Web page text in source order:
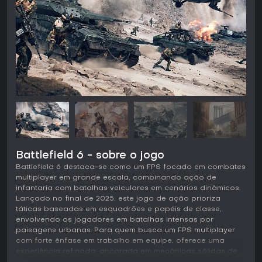
Battlefield 6 - sobre o jogo
Battlefield 6 destaca-se como um FPS focado em combates
multiplayer em grande escala, combinando ação de
infantaria com batalhas veiculares em cenários dinâmicos.
Lançado no final de 2025, este jogo de ação prioriza
táticas baseadas em esquadrões e papéis de classe,
envolvendo os jogadores em batalhas intensas por
paisagens urbanas. Para quem busca um FPS multiplayer
com forte ênfase em trabalho em equipe, oferece uma
experiência refinada, ancorada em mecânicas sólidas de